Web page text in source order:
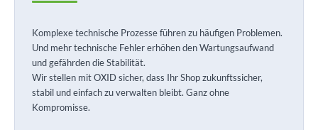
Komplexe technische Prozesse führen zu häufigen Problemen.
Und mehr technische Fehler erhöhen den Wartungsaufwand
und gefährden die Stabilität.
Wir stellen mit OXID sicher, dass Ihr Shop zukunftssicher,
stabil und einfach zu verwalten bleibt. Ganz ohne
Kompromisse.